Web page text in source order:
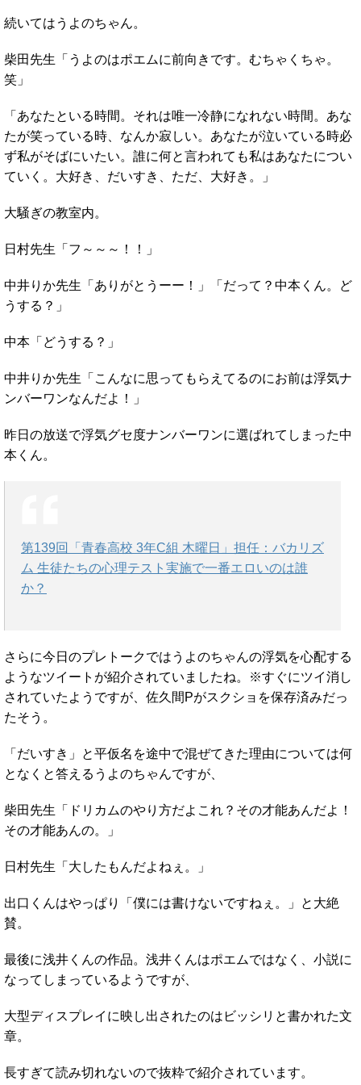
続いてはうよのちゃん。
柴田先生「うよのはポエムに前向きです。むちゃくちゃ。
笑」
「あなたといる時間。それは唯一冷静になれない時間。あな
たが笑っている時、なんか寂しい。あなたが泣いている時必
ず私がそばにいたい。誰に何と言われても私はあなたについ
ていく。大好き、だいすき、ただ、大好き。」
大騒ぎの教室内。
日村先生「フ～～～！！」
中井りか先生「ありがとうーー！」「だって？中本くん。ど
うする？」
中本「どうする？」
中井りか先生「こんなに思ってもらえてるのにお前は浮気ナ
ンバーワンなんだよ！」
昨日の放送で浮気グセ度ナンバーワンに選ばれてしまった中
本くん。
第139回「青春高校 3年C組 木曜日」担任：バカリズ
ム 生徒たちの心理テスト実施で一番エロいのは誰
か？
さらに今日のプレトークではうよのちゃんの浮気を心配する
ようなツイートが紹介されていましたね。※すぐにツイ消し
されていたようですが、佐久間Pがスクショを保存済みだっ
たそう。
「だいすき」と平仮名を途中で混ぜてきた理由については何
となくと答えるうよのちゃんですが、
柴田先生「ドリカムのやり方だよこれ？その才能あんだよ！
その才能あんの。」
日村先生「大したもんだよねぇ。」
出口くんはやっぱり「僕には書けないですねぇ。」と大絶
賛。
最後に浅井くんの作品。浅井くんはポエムではなく、小説に
なってしまっているようですが、
大型ディスプレイに映し出されたのはビッシリと書かれた文
章。
長すぎて読み切れないので抜粋で紹介されています。